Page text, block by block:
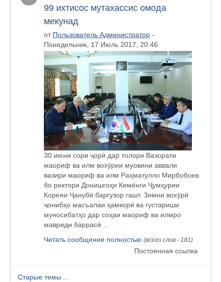
99 ихтисос мутахассис омода
мекунад
от Пользователь Администратор -
Понедельник, 17 Июль 2017, 20:46
30 июни сори ҷорӣ дар толори Вазорати
маориф ва илм вохӯрии муовини аввали
вазири маориф ва илм Раҳматулло Мирбобоев
бо ректори Донишгоҳи Кемёнги Ҷумҳурии
Кореяи Ҷанубӣ баргузор гашт. Зимни вохӯрӣ
ҷонибҳо масъалаи ҳамкорӣ ва густариши
муносибатҳо дар соҳаи маориф ва илмро
мавриди баррасӣ ...
Читать сообщение полностью (всего слов - 181)
Постоянная ссылка
Старые темы